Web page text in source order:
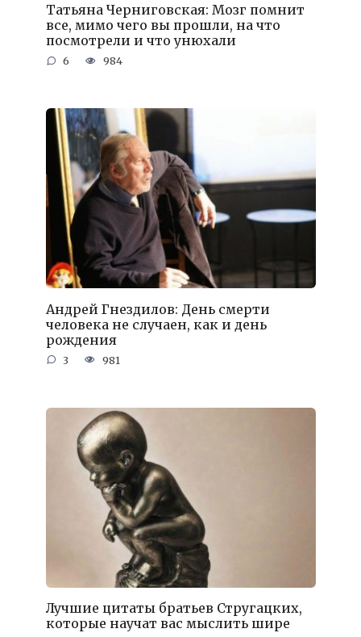
Татьяна Черниговская: Мозг помнит
все, мимо чего вы прошли, на что
посмотрели и что унюхали
6 984
Андрей Гнездилов: День смерти
человека не случаен, как и день
рождения
3 981
Лучшие цитаты братьев Стругацких,
которые научат вас мыслить шире